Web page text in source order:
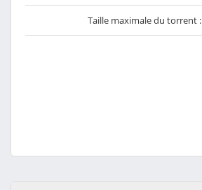
Taille maximale du torrent :